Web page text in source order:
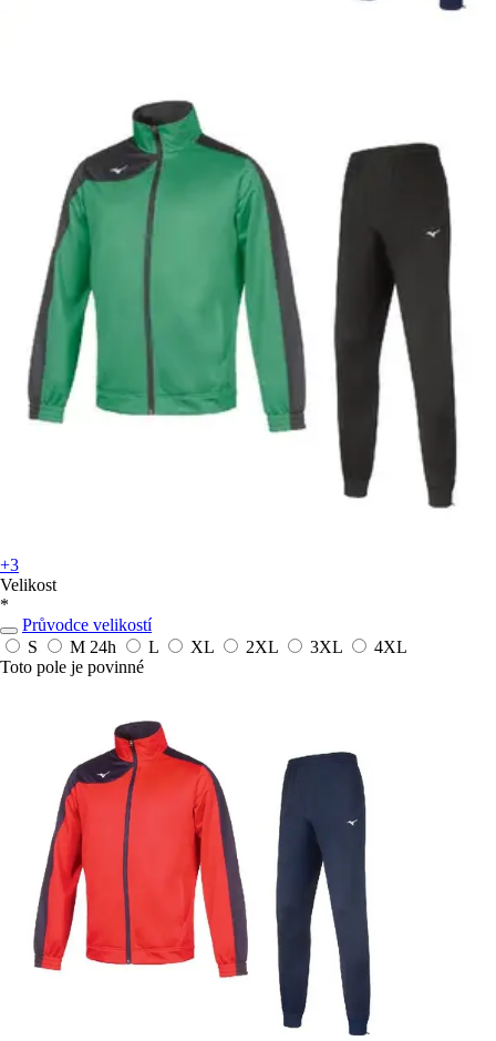
+3
Velikost
*
Průvodce velikostí
S
M 24h L XL 2XL 3XL
4XL
Toto pole je povinné